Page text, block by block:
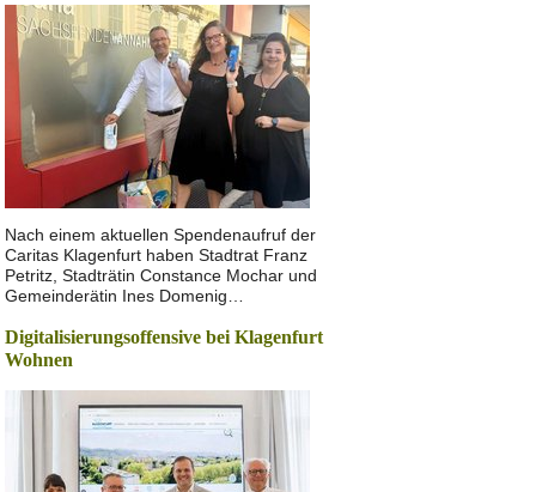
Nach einem aktuellen Spendenaufruf der
Caritas Klagenfurt haben Stadtrat Franz
Petritz, Stadträtin Constance Mochar und
Gemeinderätin Ines Domenig…
Digitalisierungsoffensive bei Klagenfurt
Wohnen